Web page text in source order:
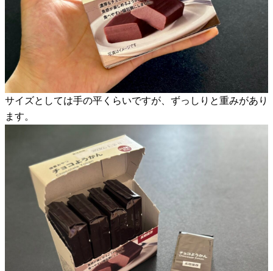
サイズとしては手の平くらいですが、ずっしりと重みがあり
ます。